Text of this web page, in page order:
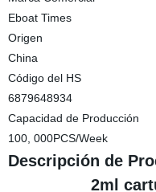
Eboat Times
Origen
China
Código del HS
6879648934
Capacidad de Producción
100, 000PCS/Week
Descripción de
2ml